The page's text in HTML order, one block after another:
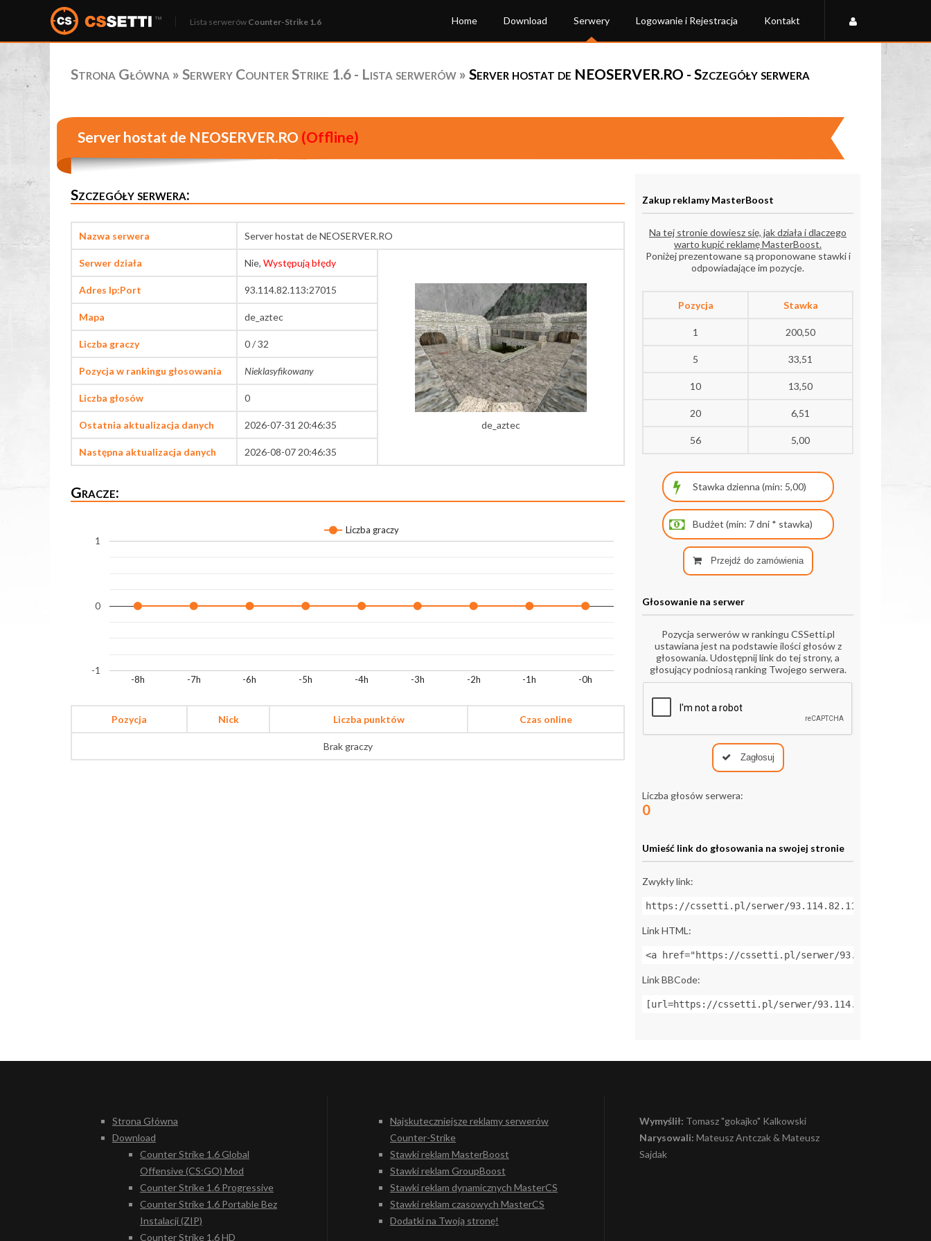
Lista serwerów Counter-Strike 1.6 Home Download Serwery Logowanie i Rejestracja Kontakt
Strona Główna » Serwery Counter Strike 1.6 - Lista serwerów » Server hostat de NEOSERVER.RO - Szczegóły serwera
Server hostat de NEOSERVER.RO (Offline)
Szczegóły serwera:
Nazwa serwera Server hostat de NEOSERVER.RO
Serwer działa Nie, Występują błędy
de_aztec
Adres Ip:Port 93.114.82.113:27015
Mapa de_aztec
Liczba graczy 0 / 32
Pozycja w rankingu głosowania Nieklasyfikowany
Liczba głosów 0
Ostatnia aktualizacja danych 2026-07-31 20:46:35
Następna aktualizacja danych 2026-08-07 20:46:35
Gracze:
Liczba graczy
-8h -7h -6h -5h -4h -3h -2h -1h -0h
-1
0
1
Pozycja Nick Liczba punktów Czas online
Brak graczy
Zakup reklamy MasterBoost
Na tej stronie dowiesz się, jak działa i dlaczego
warto kupić reklamę MasterBoost.
Poniżej prezentowane są proponowane stawki i
odpowiadające im pozycje.
Pozycja Stawka
1 200,50
5 33,51
10 13,50
20 6,51
56 5,00
Przejdź do zamówienia
Głosowanie na serwer
Pozycja serwerów w rankingu CSSetti.pl
ustawiana jest na podstawie ilości głosów z
głosowania. Udostępnij link do tej strony, a
głosujący podniosą ranking Twojego serwera.
Zagłosuj
Liczba głosów serwera:
0
Umieść link do głosowania na swojej stronie
Zwykły link:
https://cssetti.pl/serwer/93.114.82.113:27015
Link HTML:
<a href="https://cssetti.pl/serwer/
Link BBCode:
[url=https://cssetti.pl/serwer/
Strona Główna
Download
Counter Strike 1.6 Global
Offensive (CS:GO) Mod
Counter Strike 1.6 Progressive
Counter Strike 1.6 Portable Bez
Instalacji (ZIP)
Counter Strike 1.6 HD
Najskuteczniejsze reklamy serwerów
Counter-Strike
Stawki reklam MasterBoost
Stawki reklam GroupBoost
Stawki reklam dynamicznych MasterCS
Stawki reklam czasowych MasterCS
Dodatki na Twoją stronę!
Wymyślił: Tomasz "gokajko" Kalkowski
Narysowali: Mateusz Antczak & Mateusz
Sajdak